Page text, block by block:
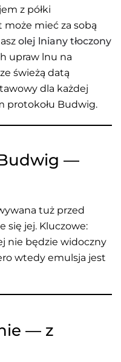
z półki
mieć za sobą
olej lniany tłoczony
upraw lnu na
świeżą datą
dla każdej
protokołu Budwig.
—
tuż przed
się jej. Kluczowe:
nie będzie widoczny
wtedy emulsja jest
— z